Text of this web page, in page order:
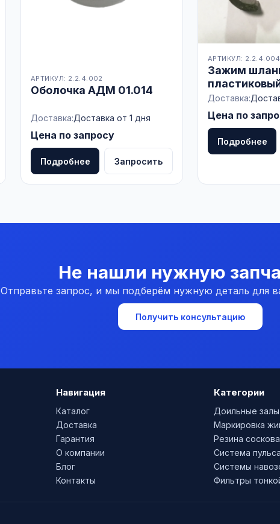
АРТИКУЛ: 2.2.4.002
Оболочка АДМ 01.014
Доставка:Доставка от 1 дня
Цена по запросу
Подробнее Запросить
АРТИКУЛ: 2.2.4.004
Зажим
Доставка:
Цена по
Подробнее
Не нашли нужную
Отправьте запрос, и мы подберём нужную деталь для
Получить консультацию
Навигация
Каталог
Доставка
Гарантия
О компании
Блог
Контакты
Категории
Доильные залы
Маркировка
Резина
Система
Системы
Фильтры